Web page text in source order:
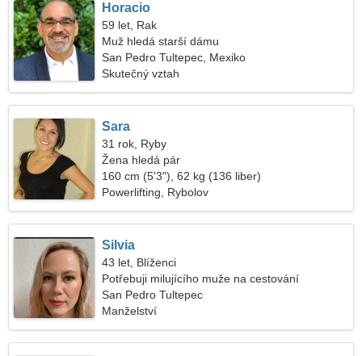
Horacio
59 let, Rak
Muž hledá starší dámu
San Pedro Tultepec, Mexiko
Skutečný vztah
Sara
31 rok, Ryby
Žena hledá pár
160 cm (5'3"), 62 kg (136 liber)
Powerlifting, Rybolov
Silvia
43 let, Blíženci
Potřebuji milujícího muže na cestování
San Pedro Tultepec
Manželství